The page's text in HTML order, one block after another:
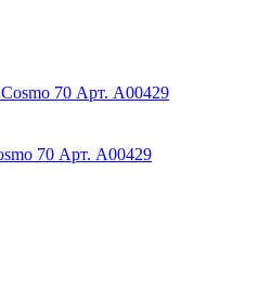
70 Арт. А00429